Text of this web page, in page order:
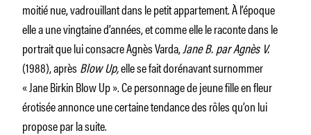
moitié nue, vadrouillant dans le petit appartement. À l’époque
elle a une vingtaine d’années, et comme elle le raconte dans le
portrait que lui consacre Agnès Varda,Jane B. par Agnès V.
(1988), aprèsBlow Up,elle se fait dorénavant surnommer
« Jane Birkin Blow Up ». Ce personnage de jeune fille en fleur
érotisée annonce une certaine tendance des rôles qu’on lui
propose par la suite.